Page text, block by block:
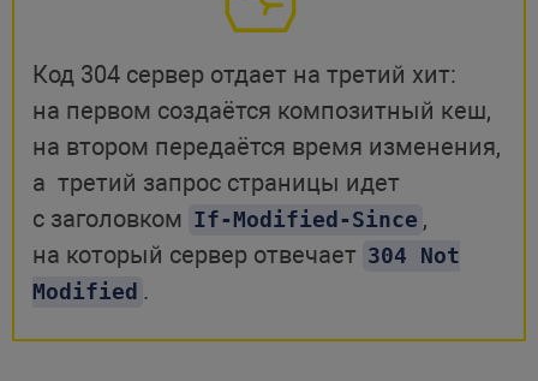
Код 304 сервер отдает на третий хит:
на первом создаётся композитный кеш,
на втором передаётся время изменения,
а третий запрос страницы идет
с заголовком If-Modified-Since ,
на который сервер отвечает 304 Not
Modified .